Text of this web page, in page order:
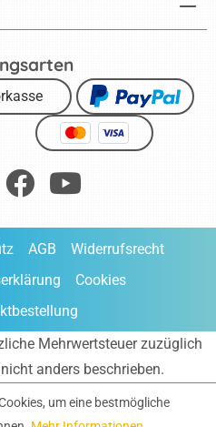
AGB
Widerrufsrecht
Cookies
Mehrwertsteuer zuzüglich
anders beschrieben.
um eine bestmögliche